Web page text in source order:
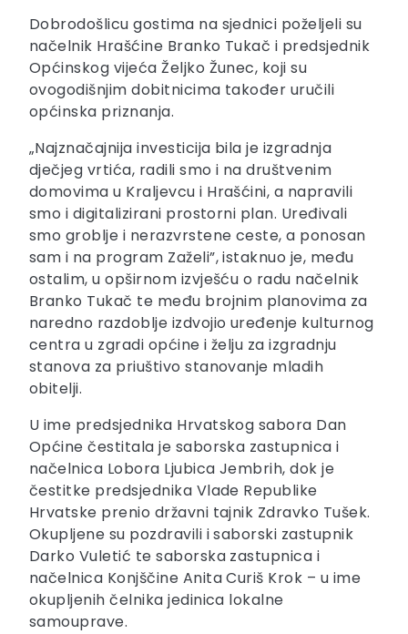
Dobrodošlicu gostima na sjednici poželjeli su
načelnik Hrašćine Branko Tukač i predsjednik
Općinskog vijeća Željko Žunec, koji su
ovogodišnjim dobitnicima također uručili
općinska priznanja.
„Najznačajnija investicija bila je izgradnja
dječjeg vrtića, radili smo i na društvenim
domovima u Kraljevcu i Hrašćini, a napravili
smo i digitalizirani prostorni plan. Uređivali
smo groblje i nerazvrstene ceste, a ponosan
sam i na program Zaželi”, istaknuo je, među
ostalim, u opširnom izvješću o radu načelnik
Branko Tukač te među brojnim planovima za
naredno razdoblje izdvojio uređenje kulturnog
centra u zgradi općine i želju za izgradnju
stanova za priuštivo stanovanje mladih
obitelji.
U ime predsjednika Hrvatskog sabora Dan
Općine čestitala je saborska zastupnica i
načelnica Lobora Ljubica Jembrih, dok je
čestitke predsjednika Vlade Republike
Hrvatske prenio državni tajnik Zdravko Tušek.
Okupljene su pozdravili i saborski zastupnik
Darko Vuletić te saborska zastupnica i
načelnica Konjščine Anita Curiš Krok – u ime
okupljenih čelnika jedinica lokalne
samouprave.